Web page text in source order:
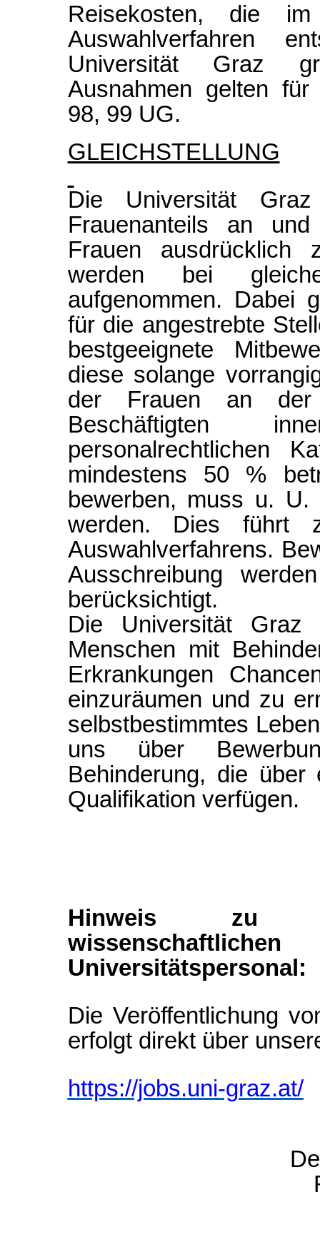
Reisekosten, die
Auswahlverfahren
Universität Graz
Ausnahmen gelten
98, 99 UG.
GLEICHSTELLUNG
Die Universität
Frauenanteils an
Frauen ausdrücklich
werden bei
aufgenommen. Dabei
für die angestrebte
bestgeeignete
diese solange
der Frauen an der
Beschäftigten
personalrechtlichen
mindestens 50 %
bewerben, muss u. U.
werden. Dies führt
Auswahlverfahrens.
Ausschreibung
berücksichtigt.
Die Universität
Menschen mit
Erkrankungen
einzuräumen und zu
selbstbestimmtes
uns über
Behinderung, die über
Qualifikation verfügen.
Hinweis zu
Universitätspersonal:
Die Veröffentlichung
erfolgt direkt über
https://jobs.uni-graz.at/